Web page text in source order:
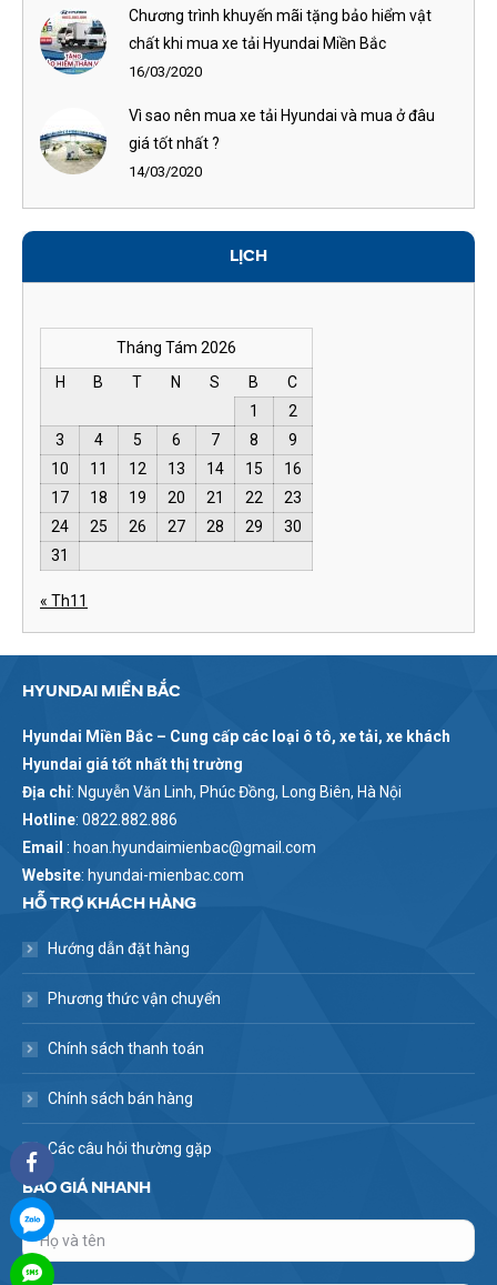
Chương trình khuyến mãi tặng bảo hiểm vật
chất khi mua xe tải Hyundai Miền Bắc
16/03/2020
Vì sao nên mua xe tải Hyundai và mua ở đâu
giá tốt nhất ?
14/03/2020
LỊCH
Tháng Tám 2026
H
B T N S B
C
1
2
3
4 5 6 7 8
9
10
11 12 13 14 15
16
17
18 19 20 21 22
23
24
25 26 27 28 29
30
31
« Th11
HYUNDAI MIỀN BẮC
Hyundai Miền Bắc – Cung cấp các loại ô tô, xe tải, xe khách
Hyundai giá tốt nhất thị trường
Địa chỉ: Nguyễn Văn Linh, Phúc Đồng, Long Biên, Hà Nội
Hotline: 0822.882.886
Email : hoan.hyundaimienbac@gmail.com
Website: hyundai-mienbac.com
HỖ TRỢ KHÁCH HÀNG
Hướng dẫn đặt hàng
Phương thức vận chuyển
Chính sách thanh toán
Chính sách bán hàng
Các câu hỏi thường gặp
BÁO GIÁ NHANH